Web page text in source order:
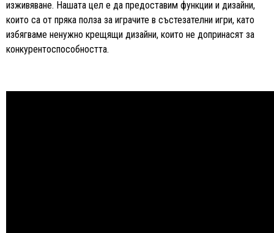
изживяване. Нашата цел е да предоставим функции и дизайни,
които са от пряка полза за играчите в състезателни игри, като
избягваме ненужно крещящи дизайни, които не допринасят за
конкурентоспособността.